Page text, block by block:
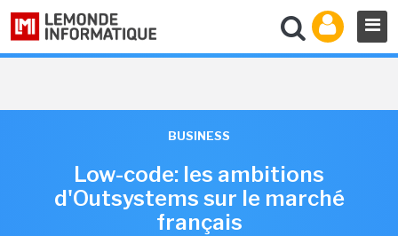
BUSINESS
Low-code: les ambitions
d'Outsystems sur le marché
français